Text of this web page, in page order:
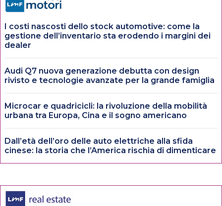
I costi nascosti dello stock automotive: come la
gestione dell’inventario sta erodendo i margini dei
dealer
Audi Q7 nuova generazione debutta con design
rivisto e tecnologie avanzate per la grande famiglia
Microcar e quadricicli: la rivoluzione della mobilità
urbana tra Europa, Cina e il sogno americano
Dall’età dell’oro delle auto elettriche alla sfida
cinese: la storia che l’America rischia di dimenticare